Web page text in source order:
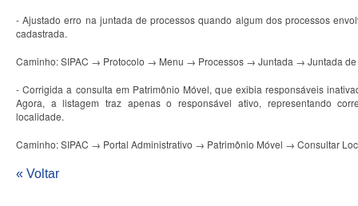
- Ajustado erro na juntada de processos quando algum dos processos
cadastrada.
Caminho: SIPAC → Protocolo → Menu → Processos → Juntada → Juntada de
- Corrigida a consulta em Patrimônio Móvel, que exibia responsáveis
Agora, a listagem traz apenas o responsável ativo, representando
localidade.
Caminho: SIPAC → Portal Administrativo → Patrimônio Móvel → Consultar
« Voltar